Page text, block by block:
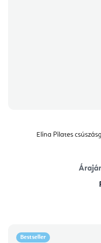
Elina Pilates
Bestseller